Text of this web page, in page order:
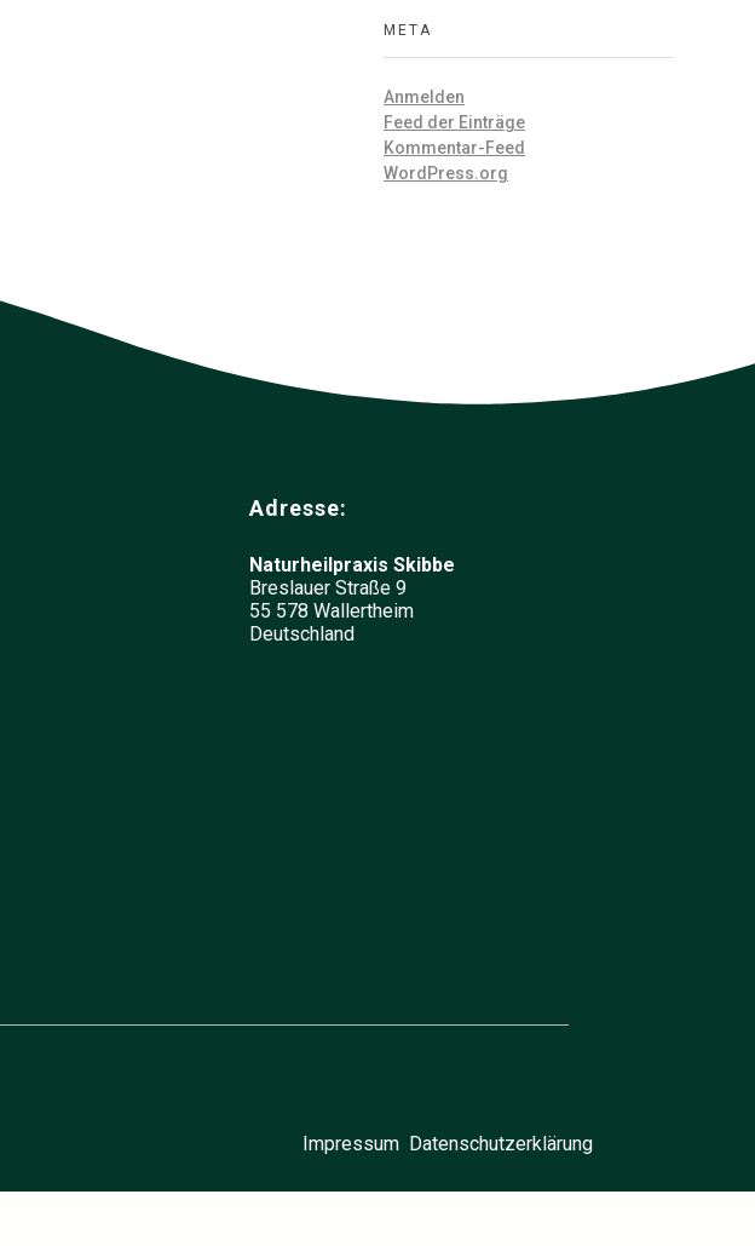
META
Anmelden
Feed der Einträge
Kommentar-Feed
WordPress.org
Adresse:
Naturheilpraxis Skibbe
Breslauer Straße 9
55 578 Wallertheim
Deutschland
Impressum Datenschutzerklärung